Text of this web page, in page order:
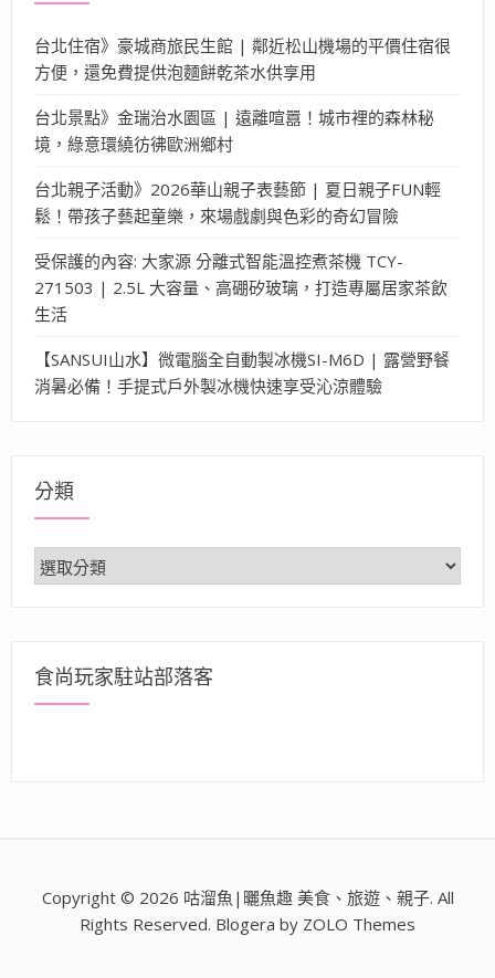
台北住宿》豪城商旅民生館 | 鄰近松山機場的平價住宿很
方便，還免費提供泡麵餅乾茶水供享用
台北景點》金瑞治水園區 | 遠離喧囂！城市裡的森林秘
境，綠意環繞彷彿歐洲鄉村
台北親子活動》2026華山親子表藝節 | 夏日親子FUN輕
鬆！帶孩子藝起童樂，來場戲劇與色彩的奇幻冒險
受保護的內容: 大家源 分離式智能溫控煮茶機 TCY-
271503 | 2.5L 大容量、高硼矽玻璃，打造專屬居家茶飲
生活
【SANSUI山水】微電腦全自動製冰機SI-M6D | 露營野餐
消暑必備！手提式戶外製冰機快速享受沁涼體驗
分類
分
類
食尚玩家駐站部落客
Copyright © 2026 咕溜魚|曬魚趣 美食、旅遊、親子. All
Rights Reserved. Blogera by ZOLO Themes